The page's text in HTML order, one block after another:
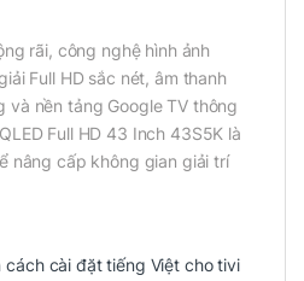
rãi, công nghệ hình ảnh
Full HD sắc nét, âm thanh
và nền tảng Google TV thông
Full HD 43 Inch 43S5K là
nâng cấp không gian giải trí
cách cài đặt tiếng Việt cho tivi